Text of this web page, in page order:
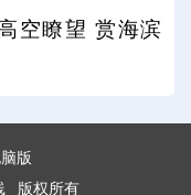
空瞭望 赏海滨
版
版权所有